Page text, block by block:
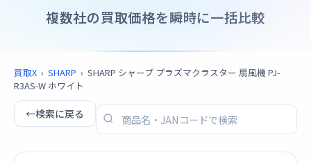
複数社の買取価格を瞬時に一括比較
買取X › SHARP › SHARP シャープ プラズマクラスター 扇風機 PJ-
R3AS-W ホワイト
←検索に戻る